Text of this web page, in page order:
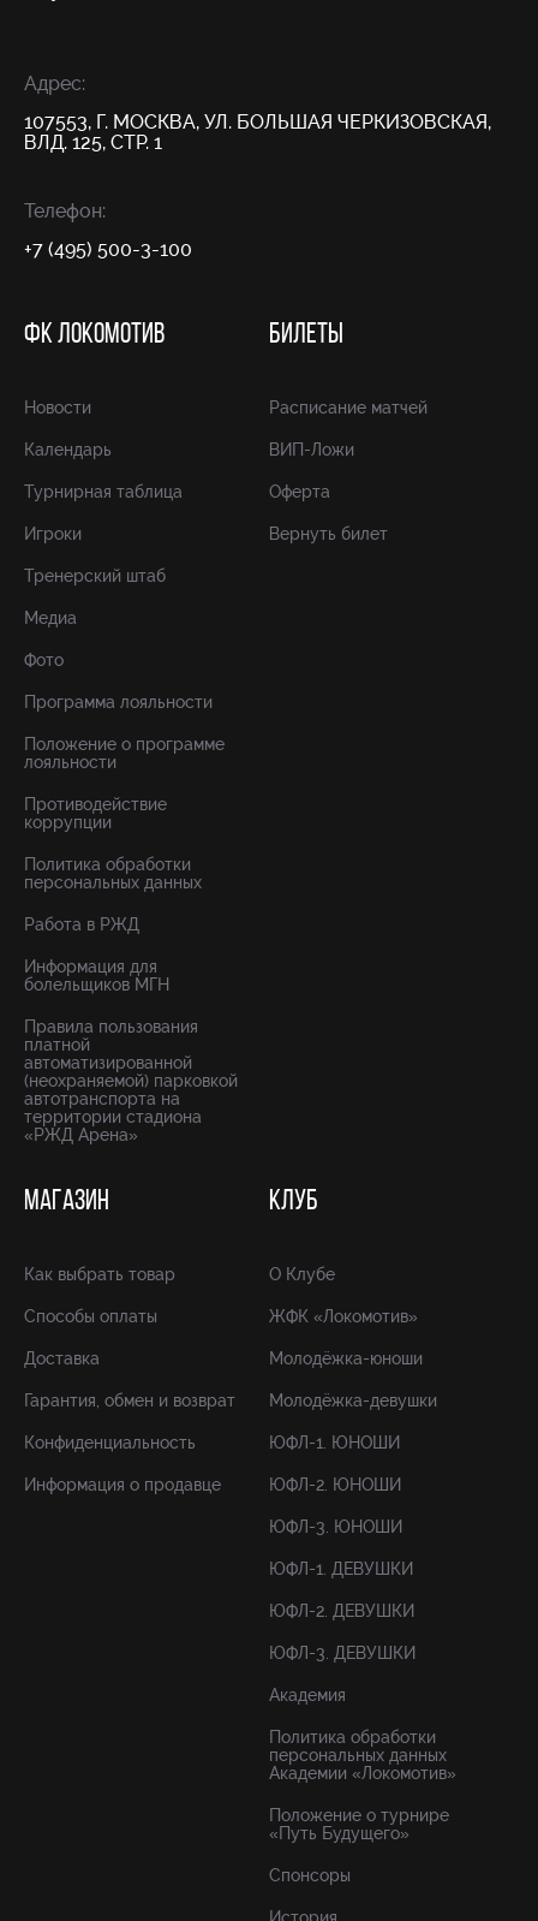
Адрес:
107553, Г. МОСКВА, УЛ. БОЛЬШАЯ ЧЕРКИЗОВСКАЯ,
ВЛД. 125, СТР. 1
Телефон:
+7 (495) 500-3-100
ФК ЛОКОМОТИВ
Новости
Календарь
Турнирная таблица
Игроки
Тренерский штаб
Медиа
Фото
Программа лояльности
Положение о программе
лояльности
Противодействие
коррупции
Политика обработки
персональных данных
Работа в РЖД
Информация для
болельщиков МГН
Правила пользования
платной
автоматизированной
(неохраняемой) парковкой
автотранспорта на
территории стадиона
«РЖД Арена»
БИЛЕТЫ
Расписание матчей
ВИП-Ложи
Оферта
Вернуть билет
МАГАЗИН
Как выбрать товар
Способы оплаты
Доставка
Гарантия, обмен и возврат
Конфиденциальность
Информация о продавце
КЛУБ
О Клубе
ЖФК «Локомотив»
Молодёжка-юноши
Молодёжка-девушки
ЮФЛ-1. ЮНОШИ
ЮФЛ-2. ЮНОШИ
ЮФЛ-3. ЮНОШИ
ЮФЛ-1. ДЕВУШКИ
ЮФЛ-2. ДЕВУШКИ
ЮФЛ-3. ДЕВУШКИ
Академия
Политика обработки
персональных данных
Академии «Локомотив»
Положение о турнире
«Путь Будущего»
Спонсоры